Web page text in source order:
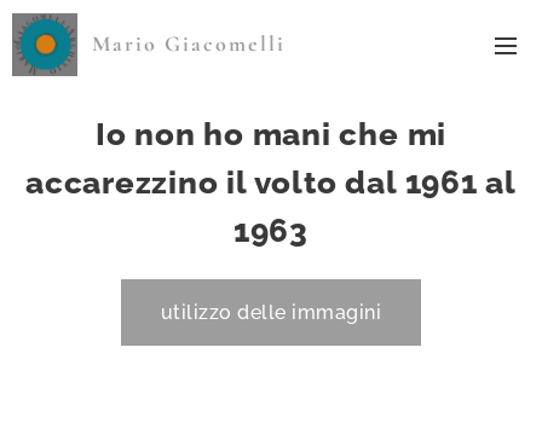
Mario Giacomelli
Io non ho mani che mi
accarezzino il volto dal 1961 al
1963
utilizzo delle immagini